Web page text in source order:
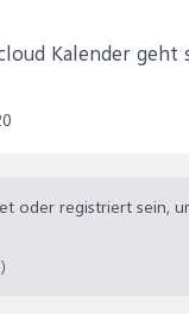
Kalender geht
oder registriert sein,